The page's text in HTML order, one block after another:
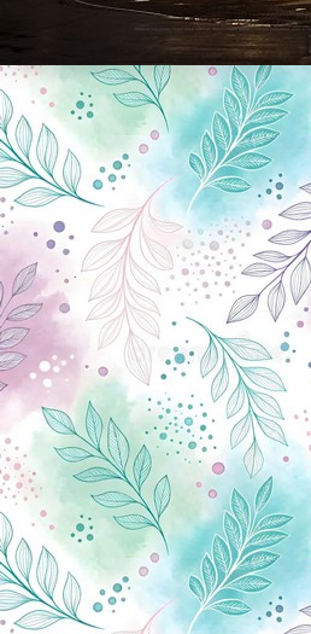
Новини Чернігова, Чернігівські новини, Чернігівський формат, новини Чернігова, події в